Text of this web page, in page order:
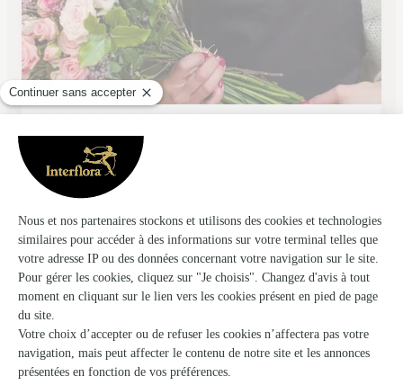
Triel Fleurs
Triel Sur Seine
★★
4.3 (98)
16, rue du Pont
Voir la boutique